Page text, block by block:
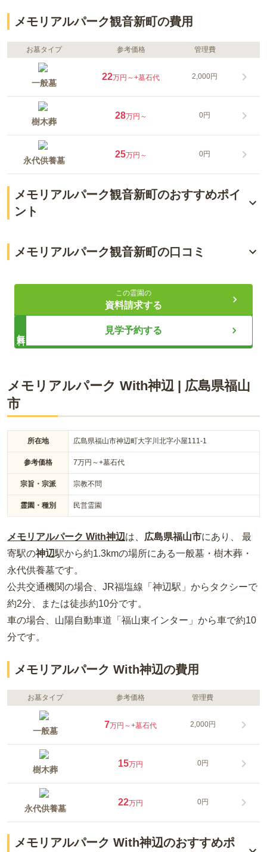
メモリアルパーク観音新町の費用
お墓タイプ 参考価格 管理費
一般墓
22万円～+墓石代 2,000円
樹木葬
28万円～ 0円
永代供養墓
25万円～ 0円
メモリアルパーク観音新町のおすすめポイ
ント
ペットと共に眠れる
ライフドット編集部
花々や植木で彩られている苑内なので、良い気持ちでお参りで
きます。 永代供養墓・樹木葬をはじめとして、大小様々な区画
が40種類以上あるため、それぞれの方の希望に合ったお墓が見
れの方でも過ごしやすい空間です。
メモリアルパーク観音新町の口コミ
60代・男性
観音新町の空港通りを旧空港目指して進み、ハローズ過ぎ
て、ダイキが目印です。バスなら広電バス観音三菱前バス
口コミをすべて見る（1件）
この霊園の
資料請求する
見学予約する
メモリアルパーク With神辺| 広島県福山
市
所在地 広島県福山市神辺町大字川北字小屋111-1
参考価格 7万円～+墓石代
宗旨・宗派 宗教不問
霊園・種別 民営霊園
メモリアルパーク With神辺は、 広島県福山市にあり、 最
寄駅の神辺駅から約1.3kmの場所にある一般墓・樹木葬・
永代供養墓です。
公共交通機関の場合 、JR福塩線「神辺駅」からタクシーで
約2分、または徒歩約10分です。
車の場合 、山陽自動車道「福山東インター」から車で約10
分です。
メモリアルパーク With神辺の費用
お墓タイプ 参考価格 管理費
一般墓
7万円～+墓石代 2,000円
樹木葬
15万円 0円
永代供養墓
22万円 0円
メモリアルパーク With神辺のおすすめポ